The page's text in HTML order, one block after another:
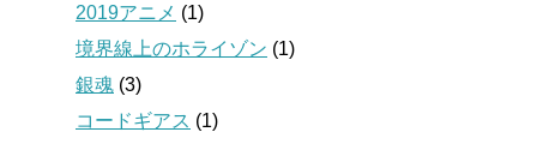
2019アニメ (1)
境界線上のホライゾン (1)
銀魂 (3)
コードギアス (1)